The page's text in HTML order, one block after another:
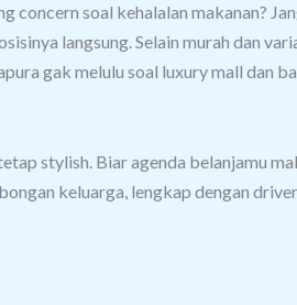
concern soal kehalalan makanan?
langsung.Selain murah dan
gak melulu soal luxury mall dan
stylish. Biar agenda belanjamu
keluarga, lengkap dengan